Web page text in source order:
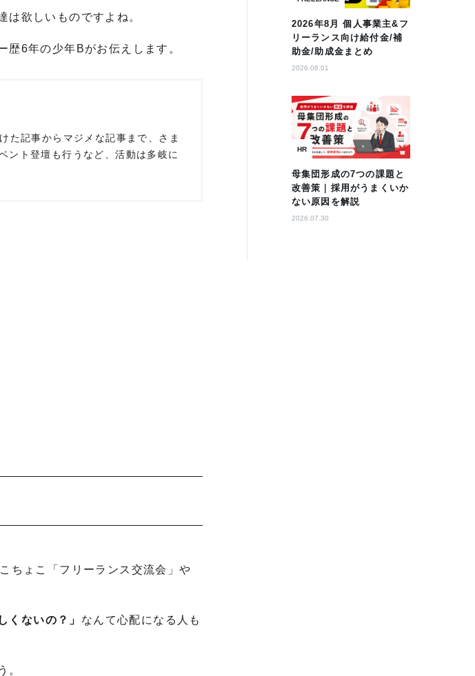
欲しいものですよね。
6年の少年Bがお伝えします。
た記事からマジメな記事まで、さま
ント登壇も行うなど、活動は多岐に
ちょこ「フリーランス交流会」や
くないの？」 なんて心配になる人も
。
2026年8月 個人事業主&フ
リーランス向け給付金/補
助金/助成金まとめ
2026.08.01
HR
母集団形成の7つの課題と
改善策｜採用がうまくいか
ない原因を解説
2026.07.30